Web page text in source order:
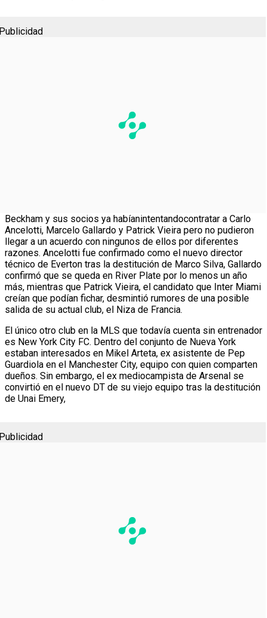
Beckham y sus socios ya habíanintentandocontratar a Carlo
Ancelotti, Marcelo Gallardo y Patrick Vieira pero no pudieron
llegar a un acuerdo con ningunos de ellos por diferentes
razones. Ancelotti fue confirmado como el nuevo director
técnico de Everton tras la destitución de Marco Silva, Gallardo
confirmó que se queda en River Plate por lo menos un año
más, mientras que Patrick Vieira, el candidato que Inter Miami
creían que podían fichar, desmintió rumores de una posible
salida de su actual club, el Niza de Francia.
El único otro club en la MLS que todavía cuenta sin entrenador
es New York City FC. Dentro del conjunto de Nueva York
estaban interesados en Mikel Arteta, ex asistente de Pep
Guardiola en el Manchester City, equipo con quien comparten
dueños. Sin embargo, el ex mediocampista de Arsenal se
convirtió en el nuevo DT de su viejo equipo tras la destitución
de Unai Emery,